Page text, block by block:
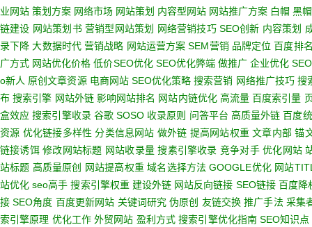
业网站 策划方案 网络市场 网站策划 内容型网站 网站推广方案 白帽 黑帽
链建设 网站策划书 营销型网站策划 网络营销技巧 SEO创新 内容策划
录下降 大数据时代 营销战略 网站运营方案 SEM营销 品牌定位 百度排
广方式 网站优化价格 低价SEO优化 SEO优化弊端 做推广 企业优化
o新人 原创文章资源 电商网站 SEO优化策略 搜索营销 网络推广技巧 搜
布 搜索引擎 网站外链 影响网站排名 网站内链优化 高流量 百度索引量
盒效应 搜索引擎收录 谷歌 SOSO 收录原则 问答平台 高质量外链 百度
资源 优化链接多样性 分类信息网站 做外链 提高网站权重 文章内部 锚
链接诱饵 修改网站标题 网站收录量 搜素引擎收录 竞争对手 优化网站
站标题 高质量原创 网站提高权重 域名选择方法 GOOGLE优化 网站
站优化 seo高手 搜索引擎权重 建设外链 网站反向链接 SEO链接 百度降
接 SEO角度 百度更新网站 关键词研究 伪原创 友链交换 推广手法 采集
索引擎原理 优化工作 外贸网站 盈利方式 搜索引擎优化指南 SEO知识点